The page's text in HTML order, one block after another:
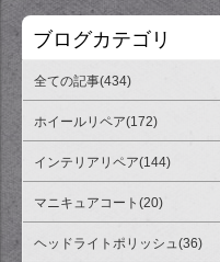
ブログカテゴリ
全ての記事(434)
ホイールリペア(172)
インテリアリペア(144)
マニキュアコート(20)
ヘッドライトポリッシュ(36)